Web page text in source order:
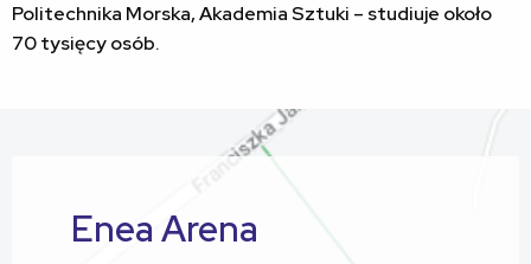
Politechnika Morska, Akademia Sztuki – studiuje około
70 tysięcy osób.
Enea Arena